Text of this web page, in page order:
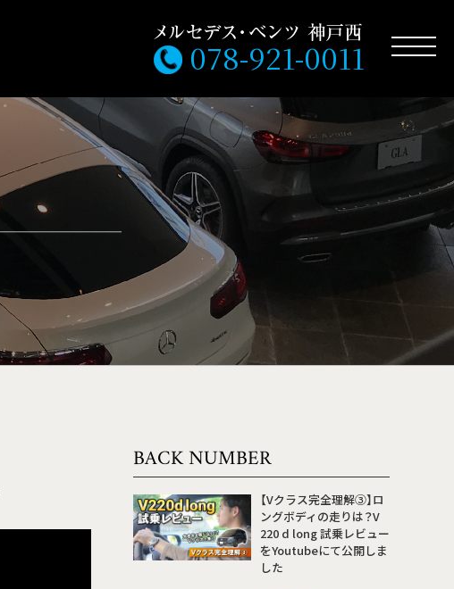
078-921-0011
BACK NUMBER
【Vクラス完全理解③】ロ
ングボディの走りは？V
220 d long 試乗レビュー
をYoutubeにて公開しま
した